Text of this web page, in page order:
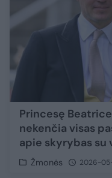
Princesę
nekenčia visas
apie skyrybas su
Žmonės 2026-